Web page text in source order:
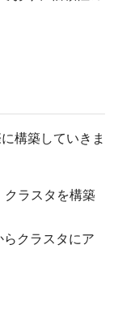
構築していきま
ラスタを構築
クラスタにア